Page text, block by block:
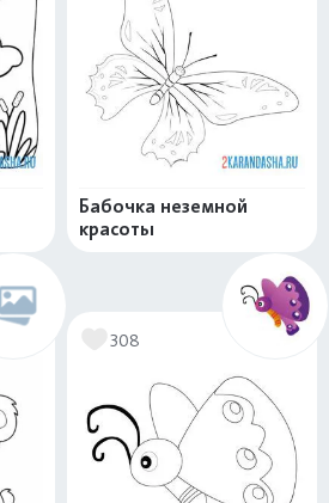
Бабочка неземной
красоты
308